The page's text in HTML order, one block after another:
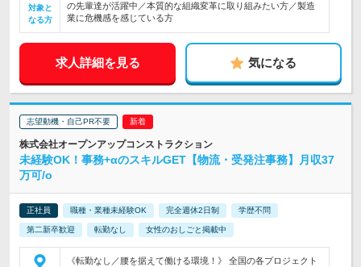
対象と
なる方
の先輩達が活躍中／本質的な組織変革に取り組みたい方／製造
業に危機感を感じている方
求人詳細を見る 気になる
志望動機・自己PR不要
株式会社オープンアップコンストラクション
未経験OK！事務+αのスキルGET【物流・受発注事務】月収37
万可/o
正社員 職種・業種未経験OK 完全週休2日制 学歴不問
第二新卒歓迎 転勤なし 女性のおしごと掲載中
《転勤なし／腰を据えて働ける環境！》 全国の各プロジェクト